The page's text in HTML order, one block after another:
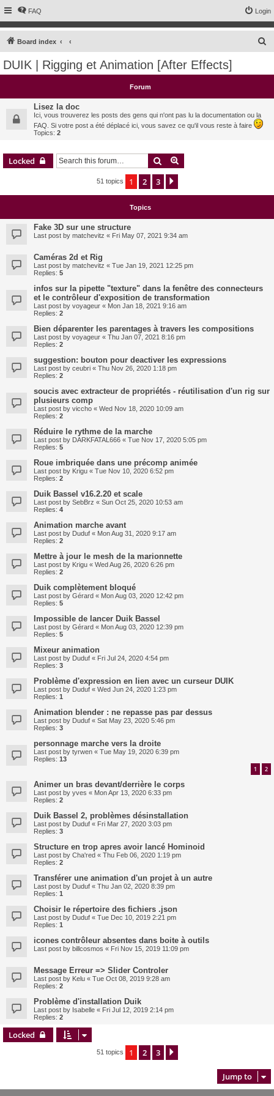
FAQ Login
Board index
c
DUIK | Rigging et Animation [After Effects]
Forum
Lisez la doc
Ici, vous trouverez les posts des gens qui n'ont pas lu la documentation ou la
FAQ. Si votre post a été déplacé ici, vous savez ce qu'il vous reste à faire
Topics: 2
Locked Search
51 topics 1 2 3
Topics
Fake 3D sur une structure
Last post by matchevitz « Fri May 07, 2021 9:34 am
Caméras 2d et Rig
Last post by matchevitz « Tue Jan 19, 2021 12:25 pm
Replies: 5
infos sur la pipette "texture" dans la fenêtre des connecteurs
et le contrôleur d'exposition de transformation
Last post by voyageur « Mon Jan 18, 2021 9:16 am
Replies: 2
Bien déparenter les parentages à travers les compositions
Last post by voyageur « Thu Jan 07, 2021 8:16 pm
Replies: 2
suggestion: bouton pour deactiver les expressions
Last post by ceubri « Thu Nov 26, 2020 1:18 pm
Replies: 2
soucis avec extracteur de propriétés - réutilisation d'un rig sur
plusieurs comp
Last post by viccho « Wed Nov 18, 2020 10:09 am
Replies: 2
Réduire le rythme de la marche
Last post by DARKFATAL666 « Tue Nov 17, 2020 5:05 pm
Replies: 5
Roue imbriquée dans une précomp animée
Last post by Krigu « Tue Nov 10, 2020 6:52 pm
Replies: 2
Duik Bassel v16.2.20 et scale
Last post by SebBrz « Sun Oct 25, 2020 10:53 am
Replies: 4
Animation marche avant
Last post by Duduf « Mon Aug 31, 2020 9:17 am
Replies: 2
Mettre à jour le mesh de la marionnette
Last post by Krigu « Wed Aug 26, 2020 6:26 pm
Replies: 2
Duik complètement bloqué
Last post by Gérard « Mon Aug 03, 2020 12:42 pm
Replies: 5
Impossible de lancer Duik Bassel
Last post by Gérard « Mon Aug 03, 2020 12:39 pm
Replies: 5
Mixeur animation
Last post by Duduf « Fri Jul 24, 2020 4:54 pm
Replies: 3
Problème d'expression en lien avec un curseur DUIK
Last post by Duduf « Wed Jun 24, 2020 1:23 pm
Replies: 1
Animation blender : ne repasse pas par dessus
Last post by Duduf « Sat May 23, 2020 5:46 pm
Replies: 3
personnage marche vers la droite
Last post by tyrwen « Tue May 19, 2020 6:39 pm
Replies: 13
1 2
Animer un bras devant/derrière le corps
Last post by yves « Mon Apr 13, 2020 6:33 pm
Replies: 2
Duik Bassel 2, problèmes désinstallation
Last post by Duduf « Fri Mar 27, 2020 3:03 pm
Replies: 3
Structure en trop apres avoir lancé Hominoid
Last post by Cha'red « Thu Feb 06, 2020 1:19 pm
Replies: 2
Transférer une animation d'un projet à un autre
Last post by Duduf « Thu Jan 02, 2020 8:39 pm
Replies: 1
Choisir le répertoire des fichiers .json
Last post by Duduf « Tue Dec 10, 2019 2:21 pm
Replies: 1
icones contrôleur absentes dans boite à outils
Last post by billcosmos « Fri Nov 15, 2019 11:09 pm
Message Erreur => Slider Controler
Last post by Kelu « Tue Oct 08, 2019 9:28 am
Replies: 2
Problème d'installation Duik
Last post by Isabelle « Fri Jul 12, 2019 2:14 pm
Replies: 2
Locked
51 topics 1 2 3
Jump to